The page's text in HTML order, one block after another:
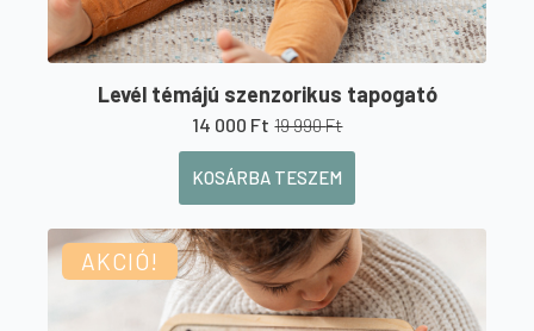
Levél témájú szenzorikus tapogató
19 990Ft
Original
price
was:
19
990 Ft.
14 000 FtCurrent
price
is:
14
000 Ft.
KOSÁRBA TESZEM
AKCIÓ!